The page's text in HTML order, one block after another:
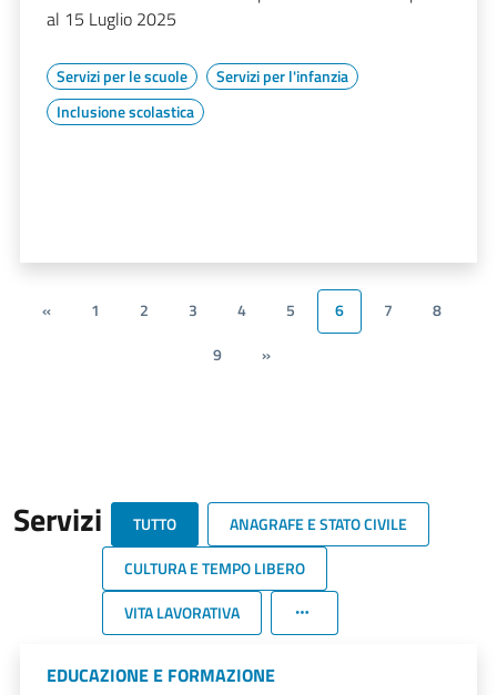
al 15 Luglio 2025
Servizi per le scuole
Servizi per l'infanzia
Inclusione scolastica
« 1 2 3 4 5 6 7
8
9
»
Servizi TUTTO
ANAGRAFE E STATO CIVILE
CULTURA E TEMPO LIBERO
VITA LAVORATIVA
EDUCAZIONE E FORMAZIONE